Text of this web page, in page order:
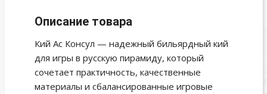
Описание товара
Кий Ас Консул — надежный бильярдный кий
для игры в русскую пирамиду, который
сочетает практичность, качественные
материалы и сбалансированные игровые